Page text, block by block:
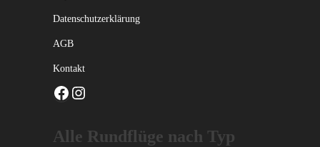
Datenschutzerklärung
AGB
Kontakt
Facebook
Alle Rundflüge nach Typ